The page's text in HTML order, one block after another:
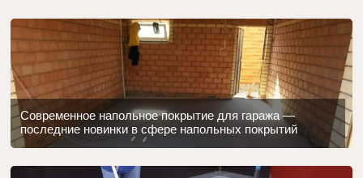
Современное напольное покрытие для гаража —
последние новинки в сфере напольных покрытий